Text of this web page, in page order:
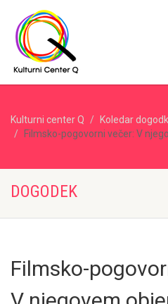
Kulturni center Q Koledar
Filmsko-pogovorni večer: V
DOGODEK
Filmsko-